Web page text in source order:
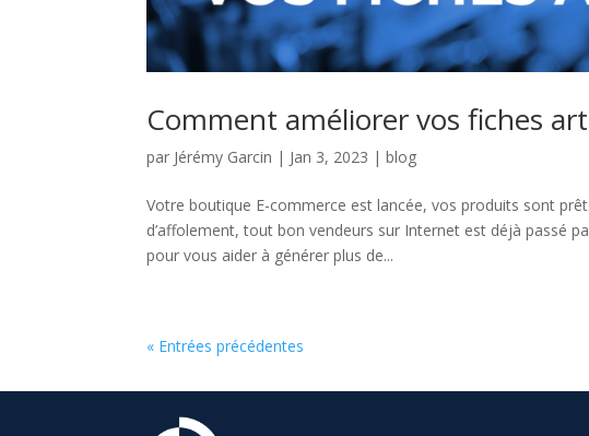
Comment améliorer vos fiches
par Jérémy Garcin | Jan 3, 2023 |blog
Votre boutique E-commerce est lancée, vos produits sont
d’affolement, tout bon vendeurs sur Internet est déjà passé
pour vous aider à générer plus de...
« Entrées précédentes